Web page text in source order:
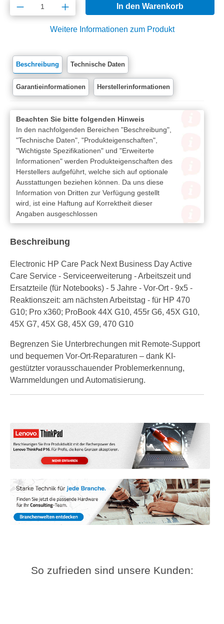
Produkt Anzahl: Gib den gewünschten
In den Warenkorb
Weitere Informationen zum Produkt
Beschreibung Technische Daten
Garantieinformationen Herstellerinformationen
Beachten Sie bitte folgenden Hinweis
In den nachfolgenden Bereichen "Beschreibung",
"Technische Daten", "Produkteigenschaften",
"Wichtigste Spezifikationen" und "Erweiterte
Informationen" werden Produkteigenschaften des
Herstellers aufgeführt, welche sich auf optionale
Ausstattungen beziehen können. Da uns diese
Information von Dritten zur Verfügung gestellt
wird, ist eine Haftung auf Korrektheit dieser
Angaben ausgeschlossen
Beschreibung
Electronic HP Care Pack Next Business Day Active
Care Service - Serviceerweiterung - Arbeitszeit und
Ersatzteile (für Notebooks) - 5 Jahre - Vor-Ort - 9x5 -
Reaktionszeit: am nächsten Arbeitstag - für HP 470
G10; Pro x360; ProBook 44X G10, 455r G6, 45X G10,
45X G7, 45X G8, 45X G9, 470 G10
Begrenzen Sie Unterbrechungen mit Remote-Support
und bequemen Vor-Ort-Reparaturen – dank KI-
gestützter vorausschauender Problemerkennung,
Warnmeldungen und Automatisierung.
So zufrieden sind unsere Kunden: